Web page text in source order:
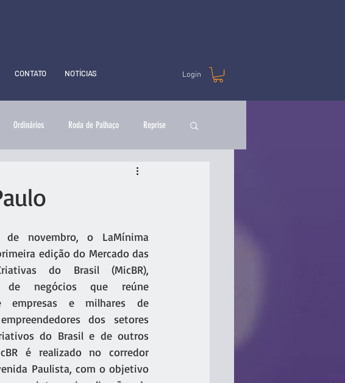
CONTATO NOTÍCIAS Login
Ordinários Roda de Palhaço Reprise
novembro, o LaMínima
edição do Mercado das
do Brasil (MicBR),
de negócios que reúne
empresas e milhares de
dos setores
do Brasil e de outros
é realizado no corredor
Paulista, com o objetivo